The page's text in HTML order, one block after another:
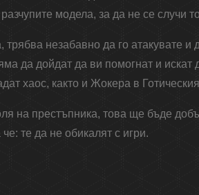
модела, за да не се случи
незабавно да го атакувате и
да дойдат да ви помогнат и искат
хаос, както и Жокера в
на престъпника, това ще бъде
те да не обикалят с игри.